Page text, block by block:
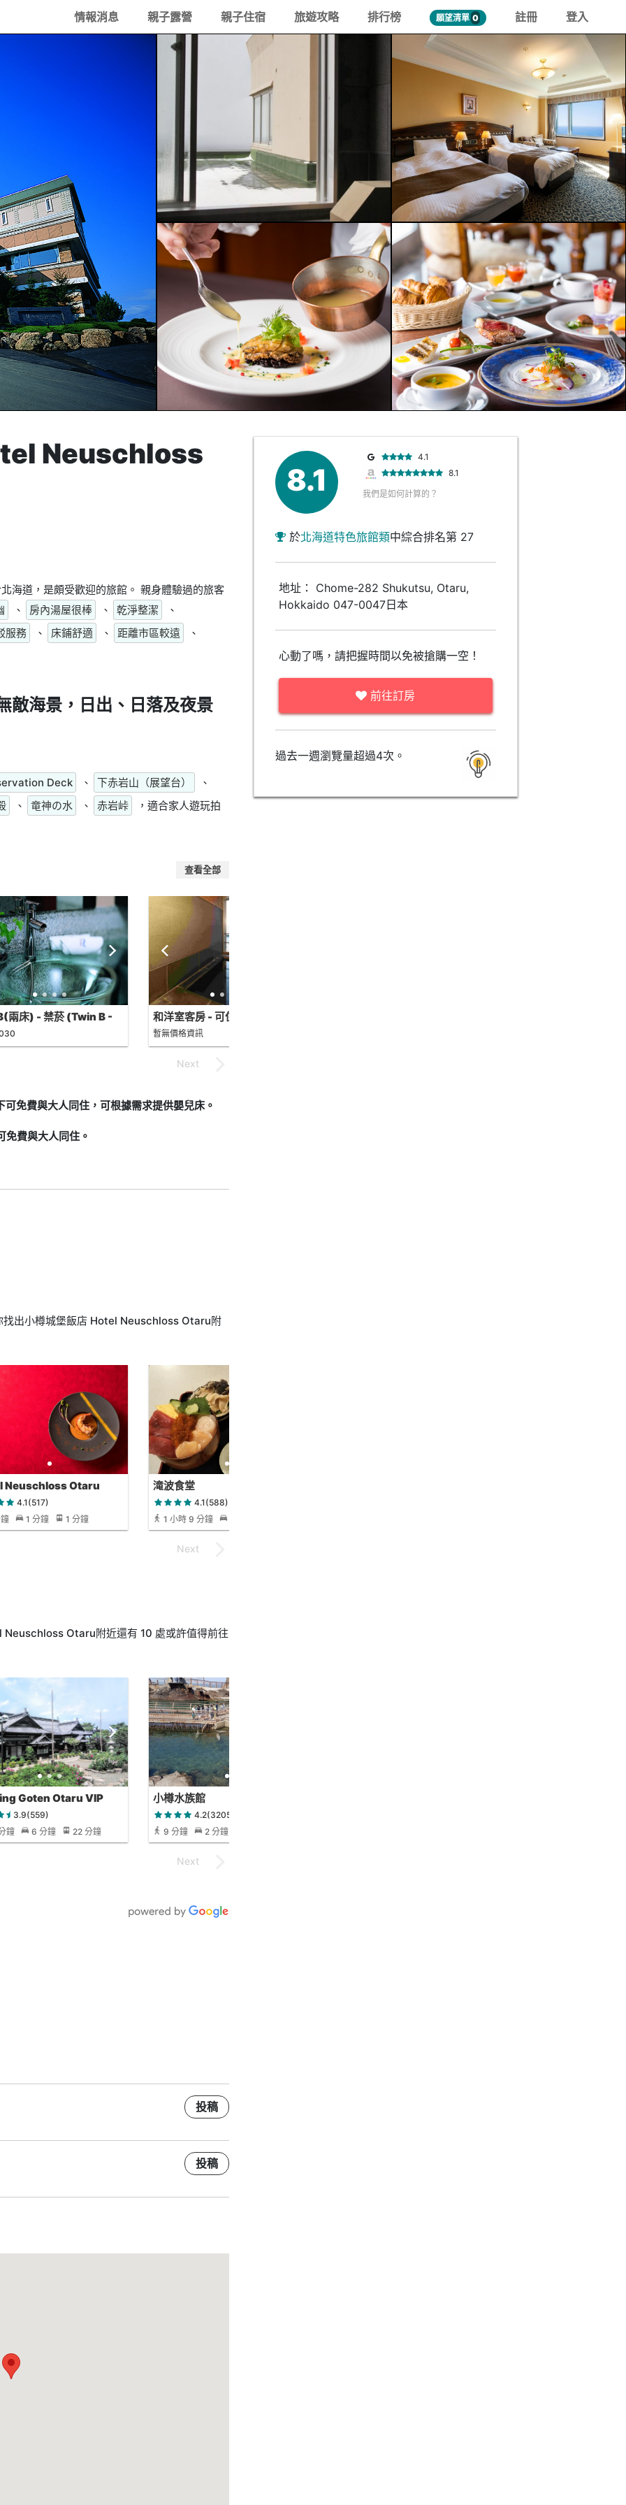
情報消息 親子露營 親子住宿 旅遊攻略 排行榜 願望清單 0 註冊 登入
Neuschloss
道，是頗受歡迎的旅館。 親身體驗過的旅客
、 房內湯屋很棒 、 乾淨整潔
、
服務
、 床鋪舒適 、 距離市區較遠 、
敵海景，日出、日落及夜景
Deck 、 下赤岩山（展望台）
、
、 竜神の水 、 赤岩峠 ，適合家人遊玩拍
查看全部
兩床) - 禁菸 (Twin B -
和洋室客房 - 可住4人/禁菸
(Japanese Western Style
Room for 4 People - Non-
Smoking)
暫無價格資訊
免費與大人同住，可根據需求提供嬰兒床。
費與大人同住。
找出小樽城堡飯店 Hotel Neuschloss Otaru附
Neuschloss Otaru
4.1(517)
1 分鐘 1 分鐘
滝波食堂
4.1(588)
1 小時 9 分鐘
Otaru附近還有 10 處或許值得前往
Goten Otaru VIP
Aoyama villa)
3.9(559)
鐘
6 分鐘 22 分鐘
小樽水族館
4.2(3205)
9 分鐘
2 分鐘
投稿
投稿
8.1
4.1
8.1
我們是如何計算的？
於北海道特色旅館類中綜合排名第 27
地址： Chome-282 Shukutsu, Otaru,
Hokkaido 047-0047日本
心動了嗎，請把握時間以免被搶購一空！
前往訂房
過去一週瀏覽量超過4次。